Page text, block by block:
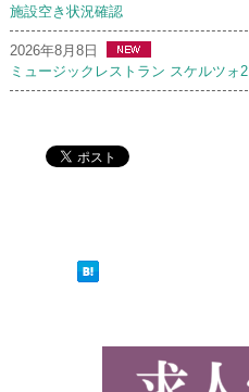
施設空き状況確認
2026年8月8日
ミュージックレストラン スケルツォ2